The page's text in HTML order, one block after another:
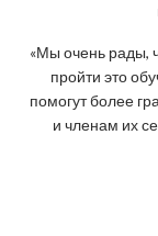
«Мы очень рады,
пройти это
помогут более
и членам их